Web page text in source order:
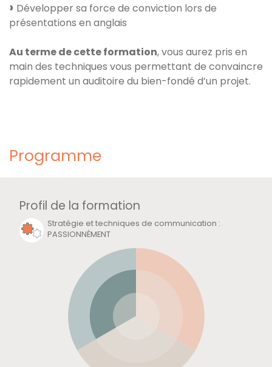
Développer sa force de conviction lors de
présentations en anglais
Au terme de cette formation, vous aurez pris en
main des techniques vous permettant de convaincre
rapidement un auditoire du bien-fondé d’un projet.
Programme
Profil de la formation
Développement personnel et Posture:BEAUCOUP